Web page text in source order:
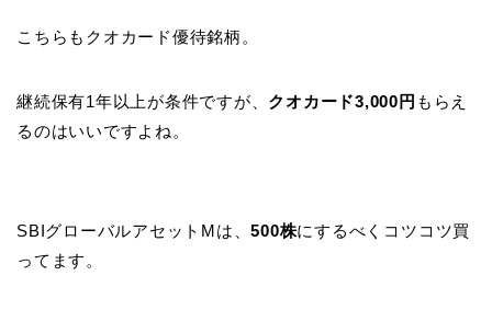
こちらもクオカード優待銘柄。
継続保有1年以上が条件ですが、 クオカード3,000円 もらえ
るのはいいですよね。
SBIグローバルアセットMは、500株にするべくコツコツ買
ってます。